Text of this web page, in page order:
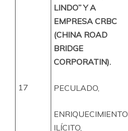
17
LINDO” Y A
EMPRESA CRBC
(CHINA ROAD
BRIDGE
CORPORATIN).
PECULADO,
ENRIQUECIMIENTO
ILÍCITO,